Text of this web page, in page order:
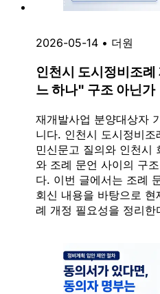
2026-05-14 • 더원
인천시 도시정비조
느 하나" 구조 아닌가
재개발사업 분양대상자
니다. 인천시 도시정비
민신문고 질의와 인천시
와 조례 문언 사이의 구
다. 이번 글에서는 조례
회신 내용을 바탕으로
례 개정 필요성을 정리한